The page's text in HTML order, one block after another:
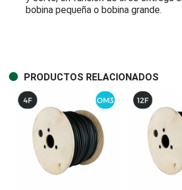
bobina pequeña o bobina grande.
PRODUCTOS RELACIONADOS